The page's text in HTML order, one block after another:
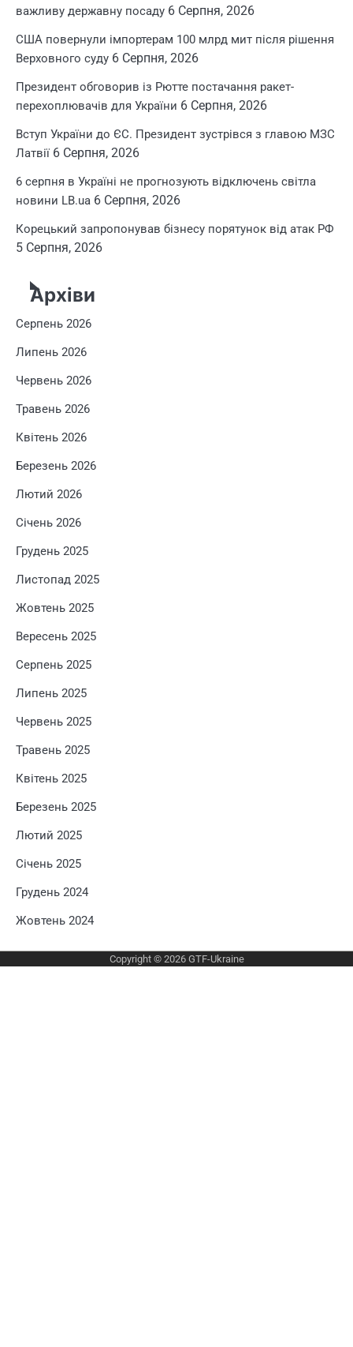
важливу державну посаду 6 Серпня, 2026
США повернули імпортерам 100 млрд мит після рішення
Верховного суду 6 Серпня, 2026
Президент обговорив із Рютте постачання ракет-
перехоплювачів для України 6 Серпня, 2026
Вступ України до ЄС. Президент зустрівся з главою МЗС
Латвії 6 Серпня, 2026
6 серпня в Україні не прогнозують відключень світла
новини LB.ua 6 Серпня, 2026
Корецький запропонував бізнесу порятунок від атак РФ
5 Серпня, 2026
Архіви
Серпень 2026
Липень 2026
Червень 2026
Травень 2026
Квітень 2026
Березень 2026
Лютий 2026
Січень 2026
Грудень 2025
Листопад 2025
Жовтень 2025
Вересень 2025
Серпень 2025
Липень 2025
Червень 2025
Травень 2025
Квітень 2025
Березень 2025
Лютий 2025
Січень 2025
Грудень 2024
Жовтень 2024
Copyright © 2026 GTF-Ukraine